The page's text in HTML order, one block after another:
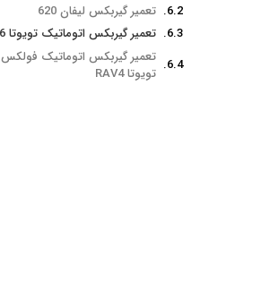
تعمیر گیربکس لیفان 620
تعمیر گیربکس اتوماتیک تویوتا gt86
تعمیر گیربکس اتوماتیک فولکس
تویوتا RAV4